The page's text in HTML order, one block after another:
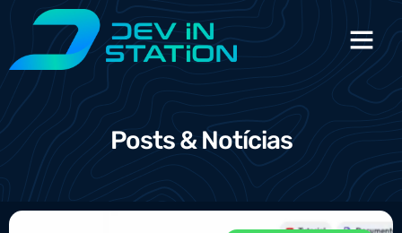
Posts & Notícias